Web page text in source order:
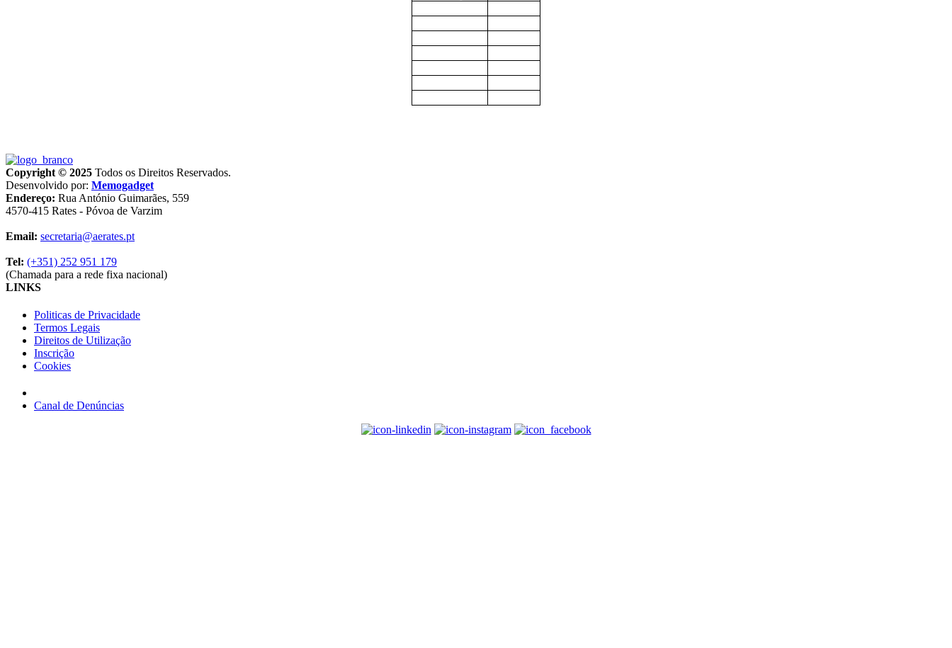
Copyright © 2025 Todos os Direitos Reservados.
Desenvolvido por: Memogadget
Endereço: Rua António Guimarães, 559
4570-415 Rates - Póvoa de Varzim
Email: secretaria@aerates.pt
Tel: (+351) 252 951 179
(Chamada para a rede fixa nacional)
LINKS
Politicas de Privacidade
Termos Legais
Direitos de Utilização
Inscrição
Cookies
Canal de Denúncias